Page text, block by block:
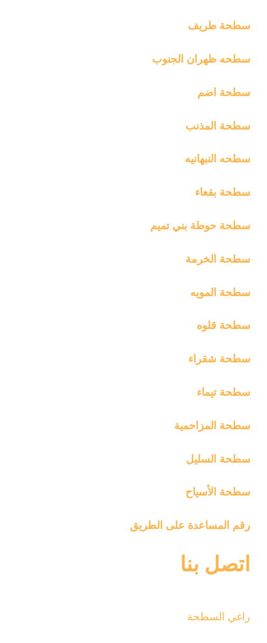
سطحة طريف
سطحه ظهران الجنوب
سطحة اضم
سطحة المذنب
سطحه النبهانيه
سطحة بقعاء
سطحة حوطة بني تميم
سطحة الخرمة
سطحة المويه
سطحة قلوه
سطحة شقراء
سطحة تيماء
سطحة المزاحمية
سطحة السليل
سطحة الأسياح
رقم المساعدة على الطريق
اتصل بنا
راغي السطحة